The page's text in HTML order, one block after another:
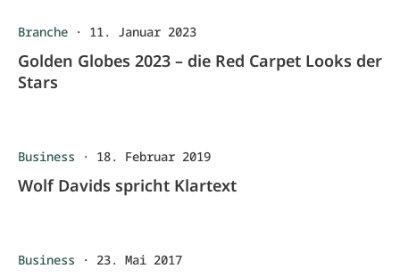
Branche · 11. Januar 2023
Golden Globes 2023 – die Red Carpet Looks der
Stars
Business · 18. Februar 2019
Wolf Davids spricht Klartext
Business · 23. Mai 2017